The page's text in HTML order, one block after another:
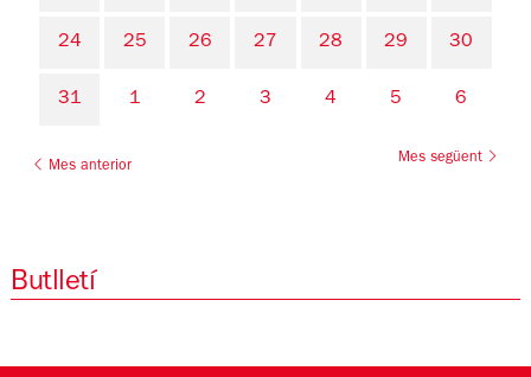
24 25 26 27 28 29 30
31 1 2 3 4 5 6
Mes anterior
Mes següent
Butlletí